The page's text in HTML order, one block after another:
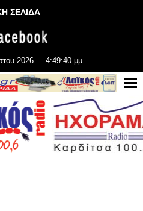
ΣΕΛΙΔΑ
2026 4:49:40 μμ